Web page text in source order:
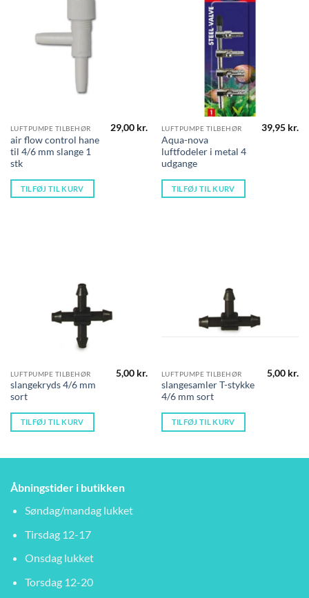
LUFTPUMPE TILBEHØR
air flow control hane
til 4/6 mm slange 1
stk
29,00 kr.
TILFØJ TIL KURV
LUFTPUMPE TILBEHØR
Aqua-nova
luftfodeler i metal 4
udgange
39,95 kr.
TILFØJ TIL KURV
LUFTPUMPE TILBEHØR
slangekryds 4/6 mm
sort
5,00 kr.
TILFØJ TIL KURV
LUFTPUMPE TILBEHØR
slangesamler T-stykke
4/6 mm sort
5,00 kr.
TILFØJ TIL KURV
Åbningstider i butikken
Søndag/mandag lukket
Tirsdag 12-17
Onsdag lukket
Torsdag 12-20